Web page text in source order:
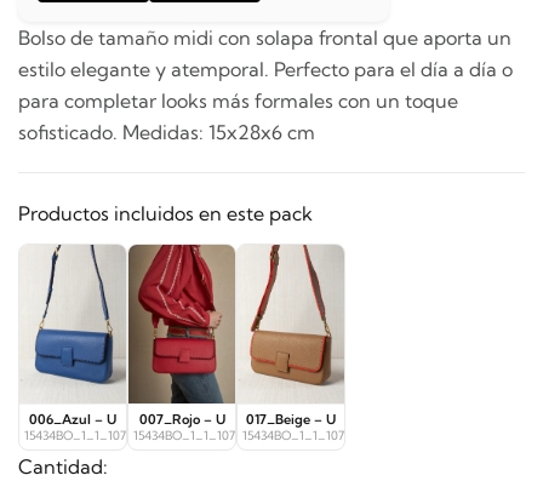
Bolso de tamaño midi con solapa frontal que aporta un
estilo elegante y atemporal. Perfecto para el día a día o
para completar looks más formales con un toque
sofisticado. Medidas: 15x28x6 cm
Productos incluidos en este pack
006_Azul – U
15434BO_1_1_10718
007_Rojo – U
15434BO_1_1_10719
017_Beige – U
15434BO_1_1_10725
Cantidad: